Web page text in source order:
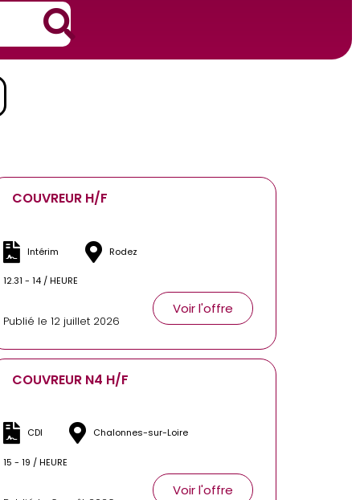
COUVREUR H/F
Intérim Rodez
12.31 - 14 / HEURE
Publié le 12 juillet 2026
Voir l'offre
COUVREUR N4 H/F
CDI Chalonnes-sur-Loire
15 - 19 / HEURE
Voir l'offre